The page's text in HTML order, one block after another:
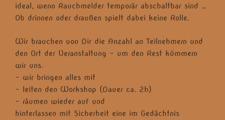
ideal, wenn Rauchmelder temporär abschaltbar sind …
Ob drinnen oder draußen spielt dabei keine Rolle.
Wir brauchen von Dir die Anzahl an Teilnehmern und
den Ort der Veranstaltung – um den Rest kümmern
wir uns.
– wir bringen alles mit
– leiten den Workshop (Dauer ca. 2h)
– räumen wieder auf und
hinterlassen mit Sicherheit eine im Gedächtnis